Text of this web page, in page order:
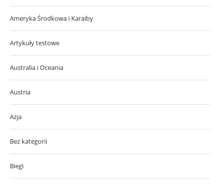
Ameryka Środkowa i Karaiby
Artykuły testowe
Australia i Oceania
Austria
Azja
Bez kategorii
Biegi